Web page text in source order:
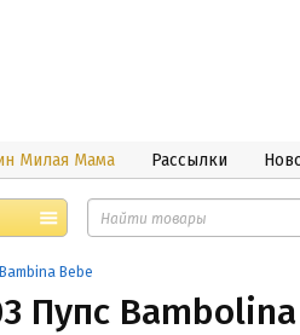
Милая Мама Рассылки
Bebe
Пупс